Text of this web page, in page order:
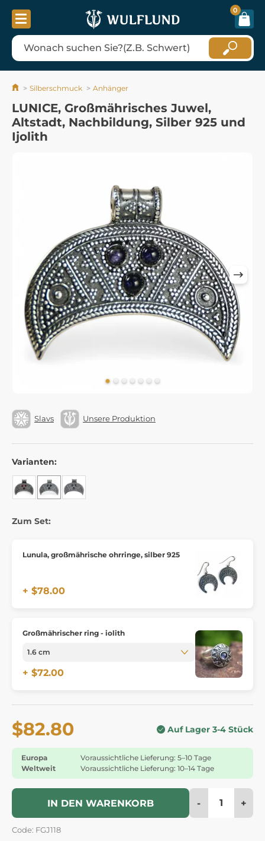
0
Silberschmuck Anhänger
LUNICE, Großmährisches Juwel,
Altstadt, Nachbildung, Silber 925 und
Ijolith
Slavs Unsere Produktion
Varianten:
Zum Set:
Lunula, großmährische ohrringe, silber 925
+ $78.00
Großmährischer ring - iolith
+ $72.00
$82.80 Auf Lager 3-4 Stück
Europa
Voraussichtliche Lieferung: 5–10 Tage
Weltweit
Voraussichtliche Lieferung: 10–14 Tage
IN DEN WARENKORB - +
Code: FGJ118